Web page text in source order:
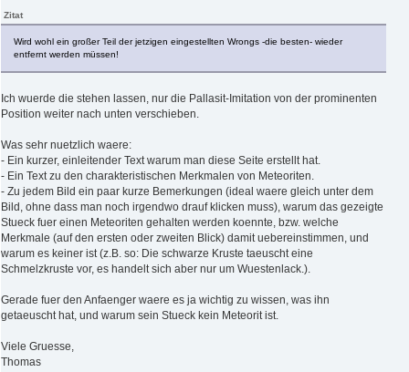
Zitat
Wird wohl ein großer Teil der jetzigen eingestellten Wrongs -die besten- wieder
entfernt werden müssen!
Ich wuerde die stehen lassen, nur die Pallasit-Imitation von der prominenten
Position weiter nach unten verschieben.
Was sehr nuetzlich waere:
- Ein kurzer, einleitender Text warum man diese Seite erstellt hat.
- Ein Text zu den charakteristischen Merkmalen von Meteoriten.
- Zu jedem Bild ein paar kurze Bemerkungen (ideal waere gleich unter dem
Bild, ohne dass man noch irgendwo drauf klicken muss), warum das gezeigte
Stueck fuer einen Meteoriten gehalten werden koennte, bzw. welche
Merkmale (auf den ersten oder zweiten Blick) damit uebereinstimmen, und
warum es keiner ist (z.B. so: Die schwarze Kruste taeuscht eine
Schmelzkruste vor, es handelt sich aber nur um Wuestenlack.).
Gerade fuer den Anfaenger waere es ja wichtig zu wissen, was ihn
getaeuscht hat, und warum sein Stueck kein Meteorit ist.
Viele Gruesse,
Thomas